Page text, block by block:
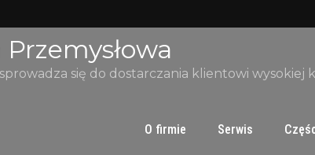
się do dostarczania klientowi wysokiej
O firmie Serwis